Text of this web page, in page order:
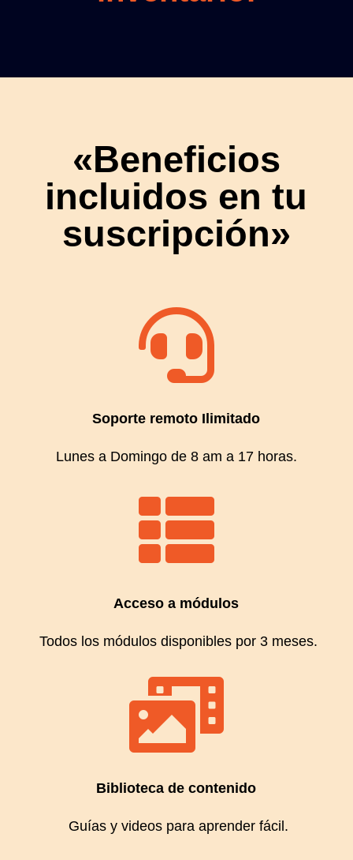
«Beneficios
incluidos en tu
suscripción»

Soporte remoto Ilimitado
Lunes a Domingo de 8 am a 17 horas.

Acceso a módulos
Todos los módulos disponibles por 3 meses.

Biblioteca de contenido
Guías y videos para aprender fácil.